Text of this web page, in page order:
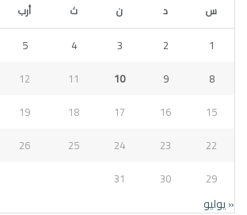
س د ن ث أرب
1
2
3
4
5
8
9
10
11
12
15
16
17
18
19
22
23
24
25
26
29
30
31
« يوليو